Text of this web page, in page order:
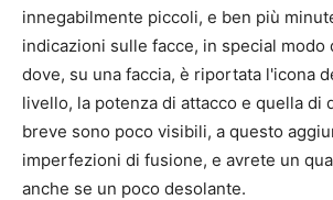
innegabilmente piccoli, e ben più
indicazioni sulle facce, in special modo
dove, su una faccia, è riportata l'icona
livello, la potenza di attacco e quella di
breve sono poco visibili, a questo
imperfezioni di fusione, e avrete un
anche se un poco desolante.